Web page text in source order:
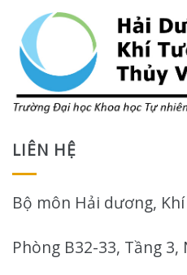
LIÊN HỆ
Bộ môn Hải dương,
Phòng B32-33, Tầng 3,